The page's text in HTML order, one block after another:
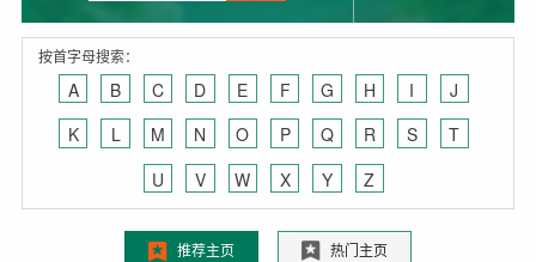
按首字母搜索：
A B C D E F G H I
J
K
L M N O P Q R S
T
U
V W X Y Z
推荐主页 热门主页